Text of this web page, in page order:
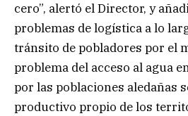
cero”, alertó el Director, y
problemas de logística a lo
tránsito de pobladores por el
problema del acceso al agua
por las poblaciones aledañas
productivo propio de los